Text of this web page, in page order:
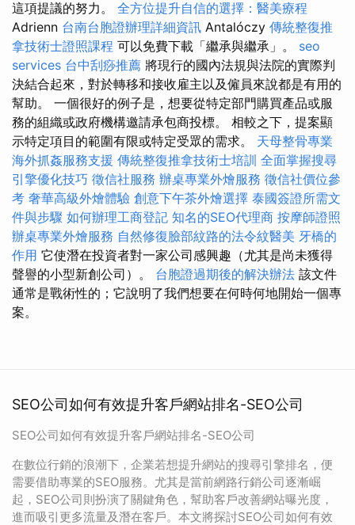
這項提議的努力。 全方位提升自信的選擇：醫美療程
Adrienn 台南台胞證辦理詳細資訊 Antalóczy 傳統整復推
拿技術士證照課程 可以免費下載「繼承與繼承」。 seo
services 台中刮痧推薦 將現行的國內法規與法院的實際判
決結合起來，對於轉移和接收雇主以及僱員來說都是有用的
幫助。 一個很好的例子是，想要從特定部門購買產品或服
務的組織或政府機構邀請承包商投標。 相較之下，提案顯
示特定項目的範圍有限或特定受眾的需求。 天母整骨專業
海外抓姦服務支援 傳統整復推拿技術士培訓 全面掌握搜尋
引擎優化技巧 徵信社服務 辦桌專業外燴服務 徵信社價位參
考 奢華高級外燴體驗 創意下午茶外燴選擇 泰國簽證所需文
件與步驟 如何辦理工商登記 知名的SEO代理商 按摩師證照
辦桌專業外燴服務 自然修復臉部紋路的法令紋醫美 牙橋的
作用 它使潛在投資者對一家公司感興趣（尤其是尚未獲得
聲譽的小型新創公司）。 台胞證過期後的解決辦法 該文件
通常是戰術性的；它說明了我們想要在何時何地開始一個專
案。
SEO公司如何有效提升客戶網站排名-SEO公司
SEO公司如何有效提升客戶網站排名-SEO公司
在數位行銷的浪潮下，企業若想提升網站的搜尋引擎排名，便
需要借助專業的SEO服務。尤其是當前網路行銷公司逐漸崛
起，SEO公司則扮演了關鍵角色，幫助客戶改善網站曝光度，
進而吸引更多流量及潛在客戶。本文將探討SEO公司如何有效